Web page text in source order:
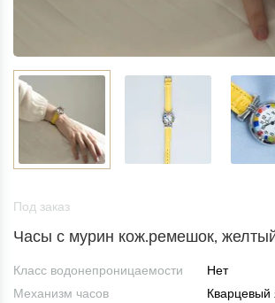
Под заказ
Часы с мурин кож.ремешок,
Класс водонепроницаемости
Нет
Механизм часов
Кварцевый